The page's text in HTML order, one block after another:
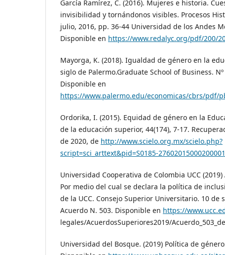
García Ramírez, C. (2016). Mujeres e historia.
invisibilidad y tornándonos visibles. Procesos
julio, 2016, pp. 36-44 Universidad de los Andes
Disponible en https://www.redalyc.org/pdf/200/
Mayorga, K. (2018). Igualdad de género en la
siglo de Palermo.Graduate School of Business.
Disponible en
https://www.palermo.edu/economicas/cbrs/pdf/
Ordorika, I. (2015). Equidad de género en la
de la educación superior, 44(174), 7-17.
de 2020, de http://www.scielo.org.mx/scielo.php?
script=sci_arttext&pid=S0185-
Universidad Cooperativa de Colombia UCC
Por medio del cual se declara la política de
de la UCC. Consejo Superior Universitario. 10 de
Acuerdo N. 503. Disponible en https://
legales/AcuerdosSuperiores2019/
Universidad del Bosque. (2019) Política de